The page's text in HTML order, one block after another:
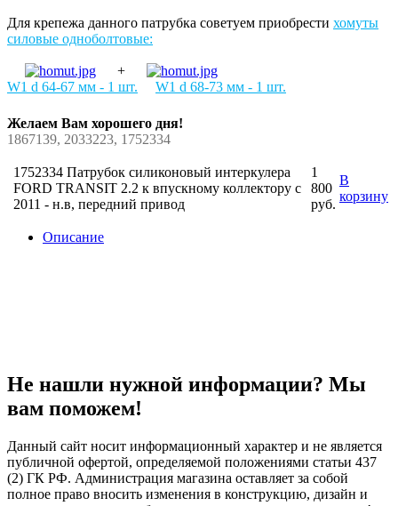
Для крепежа данного патрубка советуем приобрести хомуты
силовые одноболтовые:
+
W1 d 64-67 мм - 1 шт.
W1 d 68-73 мм - 1 шт.
Желаем Вам хорошего дня!
1867139, 2033223, 1752334
1752334 Патрубок силиконовый интеркулера
FORD TRANSIT 2.2 к впускному коллектору с
2011 - н.в, передний привод
1
800
руб.
В
корзину
Описание
Не нашли нужной информации? Мы
вам поможем!
Данный сайт носит информационный характер и не является
публичной офертой, определяемой положениями статьи 437
(2) ГК РФ. Администрация магазина оставляет за собой
полное право вносить изменения в конструкцию, дизайн и